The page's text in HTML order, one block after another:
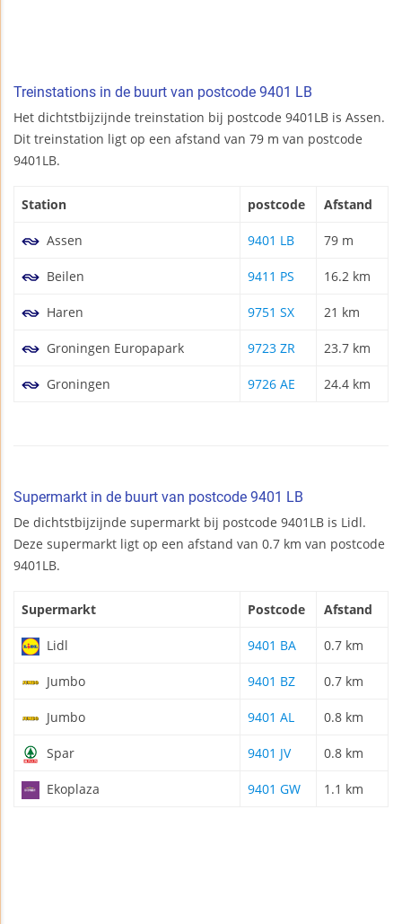
Treinstations in de buurt van postcode 9401 LB
Het dichtstbijzijnde treinstation bij postcode 9401LB is Assen.
Dit treinstation ligt op een afstand van 79 m van postcode
9401LB.
Station postcode Afstand
Assen 9401 LB 79 m
Beilen 9411 PS 16.2 km
Haren 9751 SX 21 km
Groningen Europapark 9723 ZR 23.7 km
Groningen 9726 AE 24.4 km
Supermarkt in de buurt van postcode 9401 LB
De dichtstbijzijnde supermarkt bij postcode 9401LB is Lidl.
Deze supermarkt ligt op een afstand van 0.7 km van postcode
9401LB.
Supermarkt Postcode Afstand
Lidl 9401 BA 0.7 km
Jumbo 9401 BZ 0.7 km
Jumbo 9401 AL 0.8 km
Spar 9401 JV 0.8 km
Ekoplaza 9401 GW 1.1 km